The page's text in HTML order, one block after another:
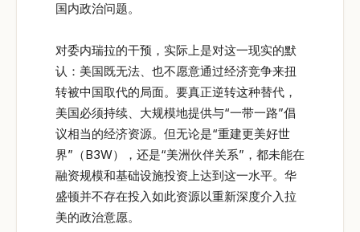
国内政治问题。
对委内瑞拉的干预，实际上是对这一现实的默
认：美国既无法、也不愿意通过经济竞争来扭
转被中国取代的局面。要真正逆转这种替代，
美国必须持续、大规模地提供与“一带一路”倡
议相当的经济资源。但无论是“重建更美好世
界”（B3W），还是“美洲伙伴关系”，都未能在
融资规模和基础设施投资上达到这一水平。华
盛顿并不存在投入如此资源以重新深度介入拉
美的政治意愿。